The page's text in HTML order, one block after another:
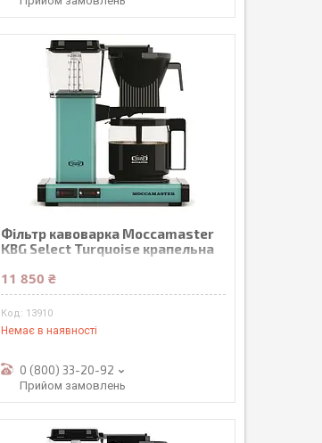
Фільтр кавоварка Moccamaster
KBG Select Turquoise крапельна
11 850 ₴
13910
Немає в наявності
0 (800) 33-20-92
Прийом замовлень